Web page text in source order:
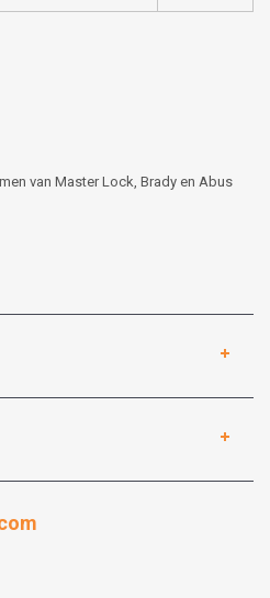
van Master Lock, Brady en Abus